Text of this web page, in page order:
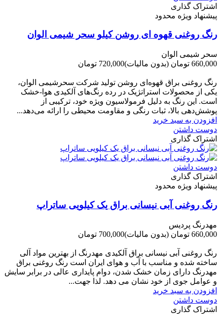
اشتراک گذاری
پیشنهاد ویژه محدود
رنگ روغنی قهوه ای روشن کیلو سحر شیمی الوان
سحر شیمی الوان
660,000 تومان
(بدون مالیات)720,000 تومان
رنگ روغنی براق قهوه‌ای روشن تولید شرکت سحرشیمی الوان،
یکی از محصولات استراتژیک در رده رنگ‌های آلکیدی هوا-خشک
است. این رنگ به دلیل فرمولاسیون ویژه خود، ترکیبی از
پوشش‌دهی بالا، ثبات رنگی و مقاومت محیطی را ارائه می‌دهد...
افزودن به سبد خرید
دوست داشتن
اشتراک گذاری
دوست داشتن
اشتراک گذاری
پیشنهاد ویژه محدود
رنگ روغنی آبی نیسانی براق یک کیلویی ساتراپ
مهدرنگ پردیس
660,000 تومان
(بدون مالیات)700,000 تومان
رنگ روغنی آبی نیسانی براق آلکیدی مهدرنگ از بهترین مواد آلی
ساخته شده و مناسب با آب و هوای ایران است رنگ روغنی براق
مهدرنگ دارای زﻣﺎن ﺧﺸﮏ ﺷﺪن، دوام ﭘﺎﯾﺪاری عالی در ﺑﺮاﺑﺮ ﺳﺎﯾﺶ
و ﻋﻮاﻣﻞ ﺟﻮی از ﺧﻮد ﻧﺸﺎن ﻣﯽ دﻫﺪ. ﻟﺬا ﺟﻬﺖ...
افزودن به سبد خرید
دوست داشتن
اشتراک گذاری